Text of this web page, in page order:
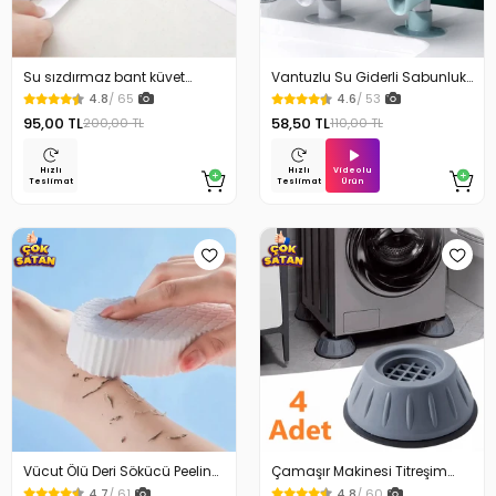
Su sızdırmaz bant küvet
Tezgah tamir bandı
4.8/ 65
95,00 TL200,00 TL
Hızlı
Teslimat
Vantuzlu Su Giderli Sabunluk
Kaymaz 4.6/ 53
58,50 TL110,00 TL
Hızlı
Teslimat
Videolu
Ürün
Vücut Ölü Deri Sökücü Peeling
Banyo Duş Süngeri
Çamaşır Makinesi Titreşim
Engelleyici Stoper 4Lü